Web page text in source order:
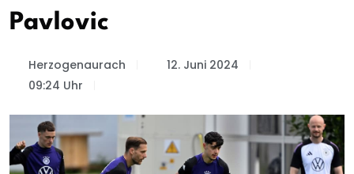
Pavlovic
Herzogenaurach
12. Juni 2024
09:24 Uhr